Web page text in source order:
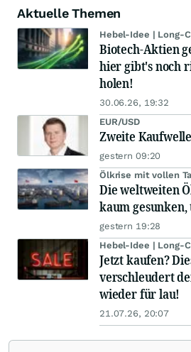
Aktuelle Themen
Hebel-Idee | Long-
Biotech-Aktien
hier gibt's noch
holen!
30.06.26, 19:32
EUR/USD
Zweite
gestern 09:20
Ölkrise mit vollen
Die weltweiten
kaum
gestern 19:28
Hebel-Idee | Long-
Jetzt kaufen?
verschleudert
wieder für lau!
21.07.26, 20:07